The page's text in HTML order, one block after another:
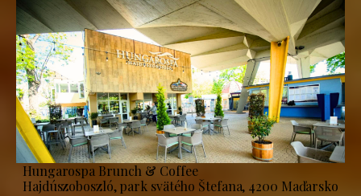
Hungarospa Brunch & Coffee
Hajdúszoboszló, park svätého Štefana, 4200 Maďarsko